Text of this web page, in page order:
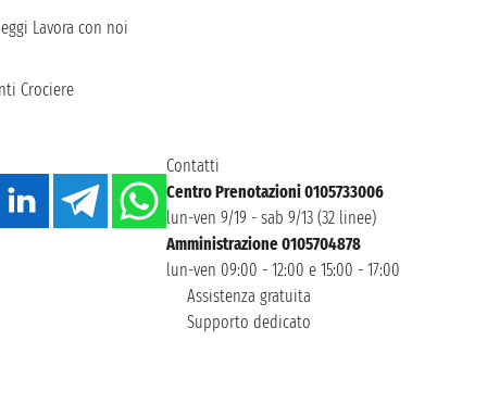
Lavora con noi
Crociere
Contatti
Centro Prenotazioni 0105733006
lun-ven 9/19 - sab 9/13 (32 linee)
Amministrazione 0105704878
lun-ven 09:00 - 12:00 e 15:00 - 17:00
Assistenza gratuita
Supporto dedicato